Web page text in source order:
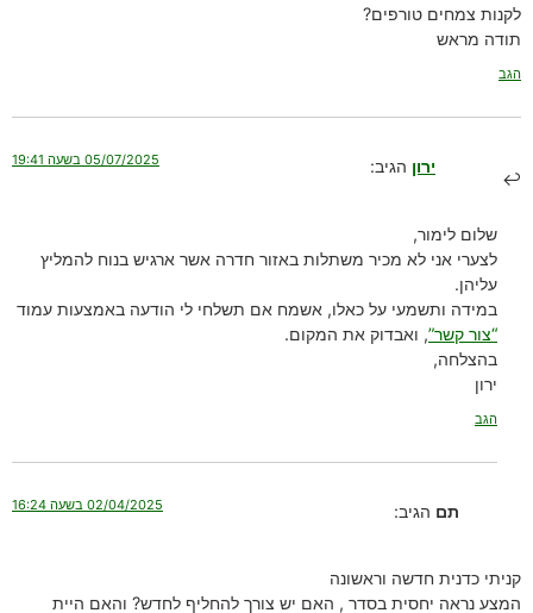
לקנות צמחים טורפים?
תודה מראש
הגב
ירון הגיב: 05/07/2025 בשעה 19:41
שלום לימור,
לצערי אני לא מכיר משתלות באזור חדרה אשר ארגיש בנוח להמליץ
עליהן.
במידה ותשמעי על כאלו, אשמח אם תשלחי לי הודעה באמצעות עמוד
“צור קשר”, ואבדוק את המקום.
בהצלחה,
ירון
הגב
תם הגיב: 02/04/2025 בשעה 16:24
קניתי כדנית חדשה וראשונה
המצע נראה יחסית בסדר , האם יש צורך להחליף לחדש? והאם היית